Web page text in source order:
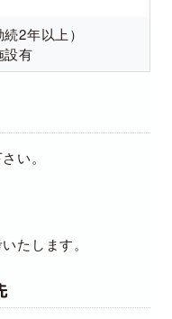
2年以上）
設有
い。
たします。